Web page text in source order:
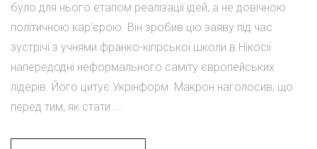
було для нього етапом реалізації ідей, а не довічною
політичною кар'єрою. Він зробив цю заяву під час
зустрічі з учнями франко-кіпрської школи в Нікосії
напередодні неформального саміту європейських
лідерів. Його цитує Укрінформ. Макрон наголосив, що
перед тим, як стати ...